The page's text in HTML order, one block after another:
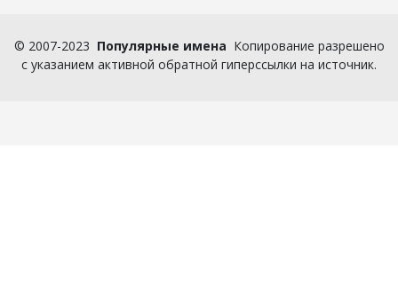
© 2007-2023 Популярные имена Копирование разрешено
с указанием активной обратной гиперссылки на источник.